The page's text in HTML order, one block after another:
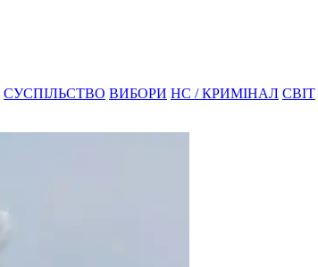
СУСПІЛЬСТВО ВИБОРИ НС / КРИМІНАЛ СВІТ